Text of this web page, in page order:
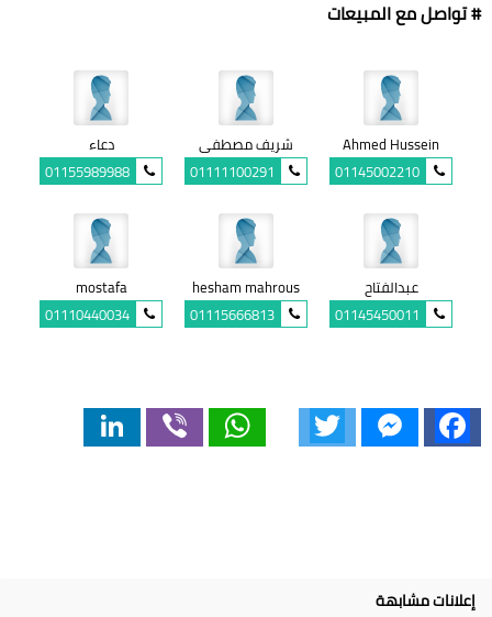
# تواصل مع المبيعات
Ahmed Hussein
01145002210
شريف مصطفى
01111100291
دعاء
01155989988
عبدالفتاح
01145450011
hesham mahrous
01115666813
mostafa
01110440034
Facebook
Messenger
WhatsApp
إعلانات مشابهة